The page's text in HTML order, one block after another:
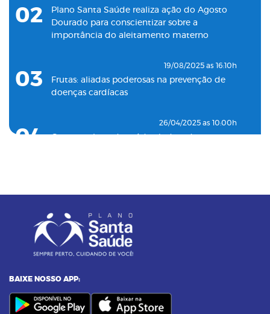
unidade de coleta laboratorial em conjunto
com o Plano Santa Casa Saúde
02
Plano Santa Saúde realiza ação do Agosto
Dourado para conscientizar sobre a
importância do aleitamento materno
03
19/08/2025 as 16:10h
Frutas: aliadas poderosas na prevenção de
doenças cardíacas
04
26/04/2025 as 10:00h
Como o plano de saúde ajuda a detectar
05
Entenda o por que a pressão 12 por 8 passou
06
Alimentos termogênicos: conheça quais são
07 23/09/2023 as 14:00h
Yoga: conheça 6 benefícios dessa prática
BAIXE NOSSO APP: